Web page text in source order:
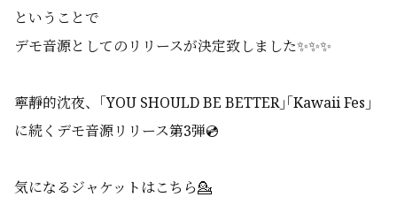
ということで
デモ音源としてのリリースが決定致しました✨✨✨
寧靜的沈夜、｢YOU SHOULD BE BETTER｣｢Kawaii Fes｣
に続くデモ音源リリース第3弾💿
気になるジャケットはこちら💁